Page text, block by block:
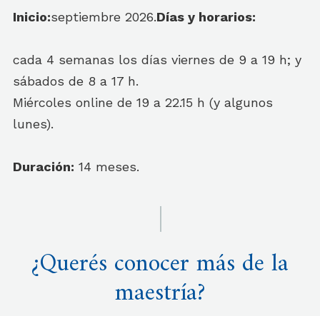
Inicio:septiembre 2026.Días y horarios:
cada 4 semanas los días viernes de 9 a 19 h; y
sábados de 8 a 17 h.
Miércoles online de 19 a 22.15 h (y algunos
lunes).
Duración: 14 meses.
¿Querés conocer más de la
maestría?